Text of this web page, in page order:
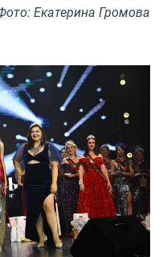
Екатерина Громова